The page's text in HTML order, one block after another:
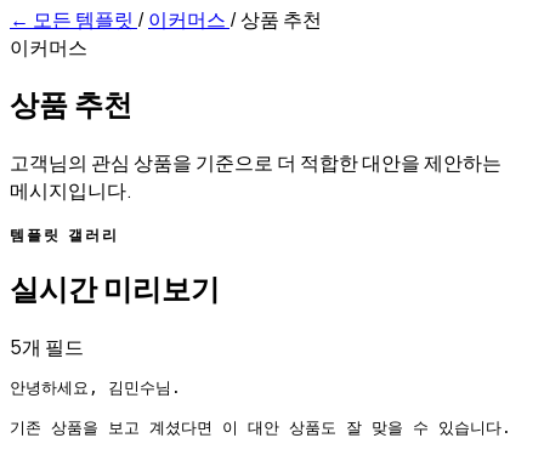
← 모든 템플릿 /이커머스 /상품 추천
이커머스
상품 추천
고객님의 관심 상품을 기준으로 더 적합한 대안을 제안하는
메시지입니다.
템플릿 갤러리
실시간 미리보기
5개 필드
안녕하세요, 김민수님.
기존 상품을 보고 계셨다면 이 대안 상품도 잘 맞을 수 있습니다.